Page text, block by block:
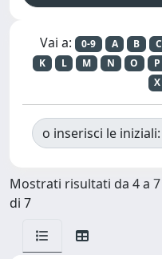
Vai a: 0-9 A B C
K
L M N O P
X
o inserisci le iniziali:
Mostrati risultati da 4 a 7
di 7